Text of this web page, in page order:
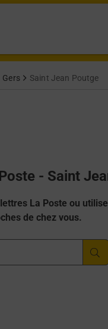
Gers Saint Jean Poutge
- Saint
La Poste ou
de chez vous.